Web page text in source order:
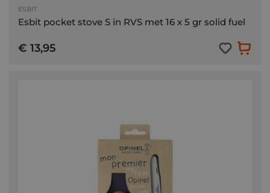
ESBIT
Esbit pocket stove S in RVS met 16 x 5 gr solid fuel
€ 13,95